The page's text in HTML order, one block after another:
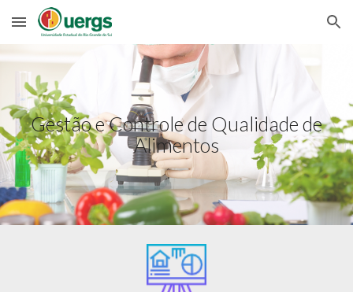
Skip to main content Skip to navigation
Gestão e Controle de Qualidade de
Alimentos